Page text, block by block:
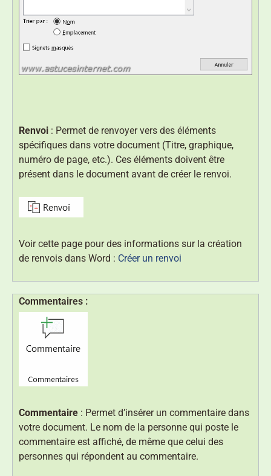
Renvoi : Permet de renvoyer vers des éléments
spécifiques dans votre document (Titre, graphique,
numéro de page, etc.). Ces éléments doivent être
présent dans le document avant de créer le renvoi.
Voir cette page pour des informations sur la création
de renvois dans Word : Créer un renvoi
Commentaires :
Commentaire : Permet d’insérer un commentaire dans
votre document. Le nom de la personne qui poste le
commentaire est affiché, de même que celui des
personnes qui répondent au commentaire.